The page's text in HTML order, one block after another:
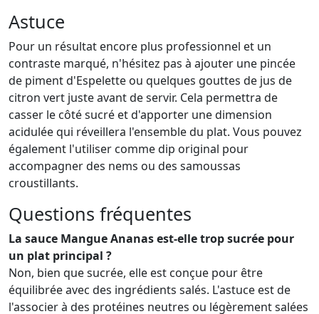
Astuce
Pour un résultat encore plus professionnel et un
contraste marqué, n'hésitez pas à ajouter une pincée
de piment d'Espelette ou quelques gouttes de jus de
citron vert juste avant de servir. Cela permettra de
casser le côté sucré et d'apporter une dimension
acidulée qui réveillera l'ensemble du plat. Vous pouvez
également l'utiliser comme dip original pour
accompagner des nems ou des samoussas
croustillants.
Questions fréquentes
La sauce Mangue Ananas est-elle trop sucrée pour
un plat principal ?
Non, bien que sucrée, elle est conçue pour être
équilibrée avec des ingrédients salés. L'astuce est de
l'associer à des protéines neutres ou légèrement salées